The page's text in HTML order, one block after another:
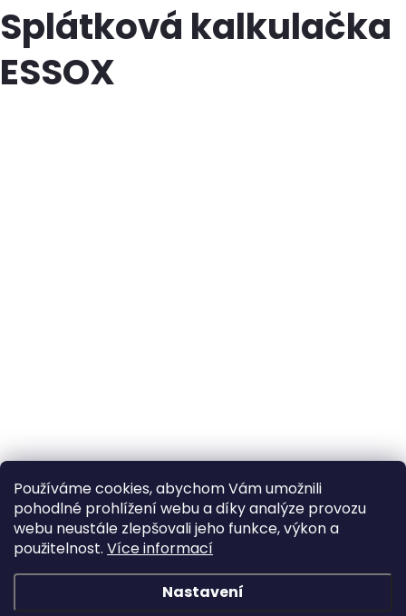
Používáme cookies, abychom Vám umožnili
pohodlné prohlížení webu a díky analýze provozu
webu neustále zlepšovali jeho funkce, výkon a
použitelnost. Více informací
Nastavení
Splátková kalkulačka
ESSOX